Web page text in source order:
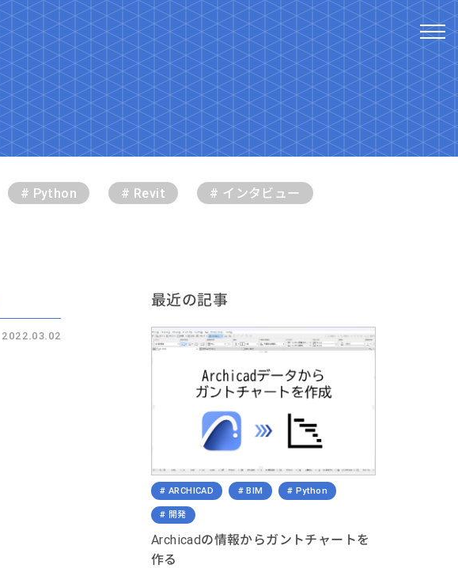
# Python # Revit # インタビュー
2022.03.02
最近の記事
ARCHICAD BIM Python
開発
Archicadの情報からガントチャートを
作る